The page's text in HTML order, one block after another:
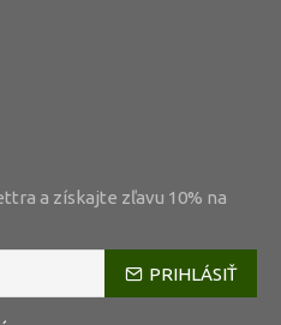
a získajte zľavu 10% na
PRIHLÁSIŤ